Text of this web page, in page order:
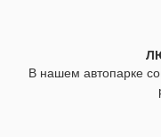
В нашем автопарке